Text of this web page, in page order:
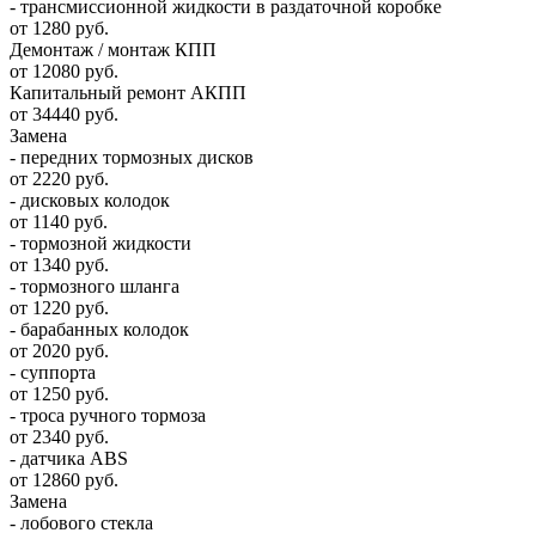
- трансмиссионной жидкости в раздаточной коробке
от 1280 руб.
Демонтаж / монтаж КПП
от 12080 руб.
Капитальный ремонт АКПП
от 34440 руб.
Замена
- передних тормозных дисков
от 2220 руб.
- дисковых колодок
от 1140 руб.
- тормозной жидкости
от 1340 руб.
- тормозного шланга
от 1220 руб.
- барабанных колодок
от 2020 руб.
- суппорта
от 1250 руб.
- троса ручного тормоза
от 2340 руб.
- датчика ABS
от 12860 руб.
Замена
- лобового стекла